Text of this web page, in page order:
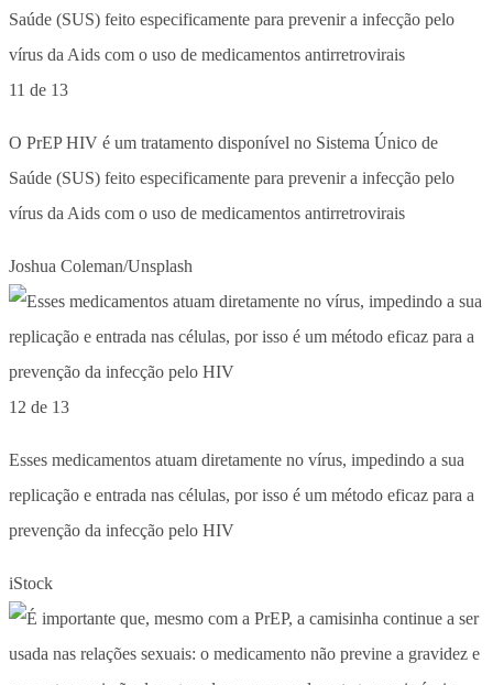
11 de 13
O PrEP HIV é um tratamento disponível no Sistema Único de
Saúde (SUS) feito especificamente para prevenir a infecção pelo
vírus da Aids com o uso de medicamentos antirretrovirais
Joshua Coleman/Unsplash
12 de 13
Esses medicamentos atuam diretamente no vírus, impedindo a sua
replicação e entrada nas células, por isso é um método eficaz para a
prevenção da infecção pelo HIV
iStock